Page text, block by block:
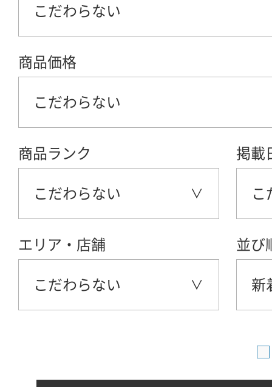
こだわらない
商品価格
こだわらない
商品ランク
こだわらない
掲載
こ
エリア・店舗
こだわらない
並び
新